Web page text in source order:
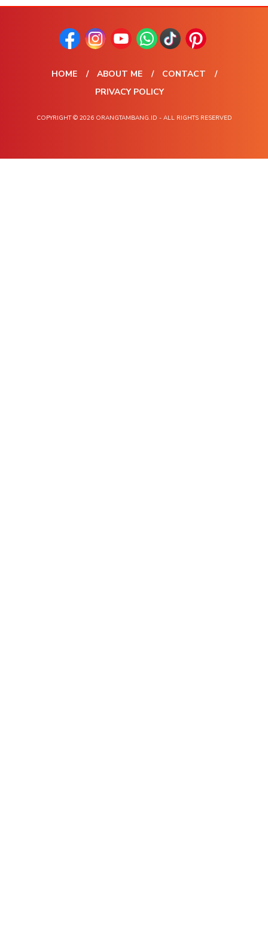
HOME ABOUT ME
CONTACT
PRIVACY POLICY
COPYRIGHT © 2026 ORANGTAMBANG.ID - ALL RIGHTS RESERVED